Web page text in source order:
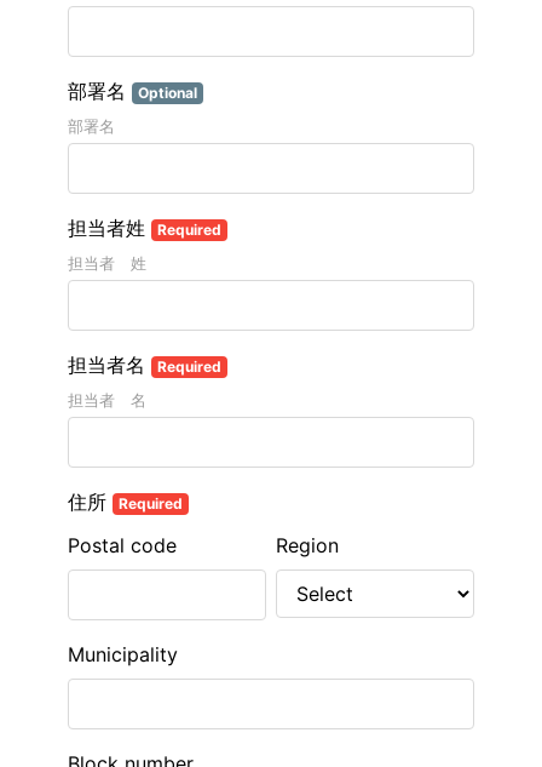
部署名 Optional
部署名
担当者姓 Required
担当者 姓
担当者名 Required
担当者 名
住所 Required
Postal code Region
Municipality